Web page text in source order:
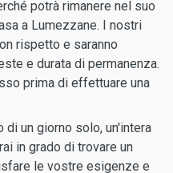
potrà rimanere nel suo
a Lumezzane. I nostri
rispetto e saranno
e durata di permanenza.
prima di effettuare una
di un giorno solo, un'intera
in grado di trovare un
le vostre esigenze e